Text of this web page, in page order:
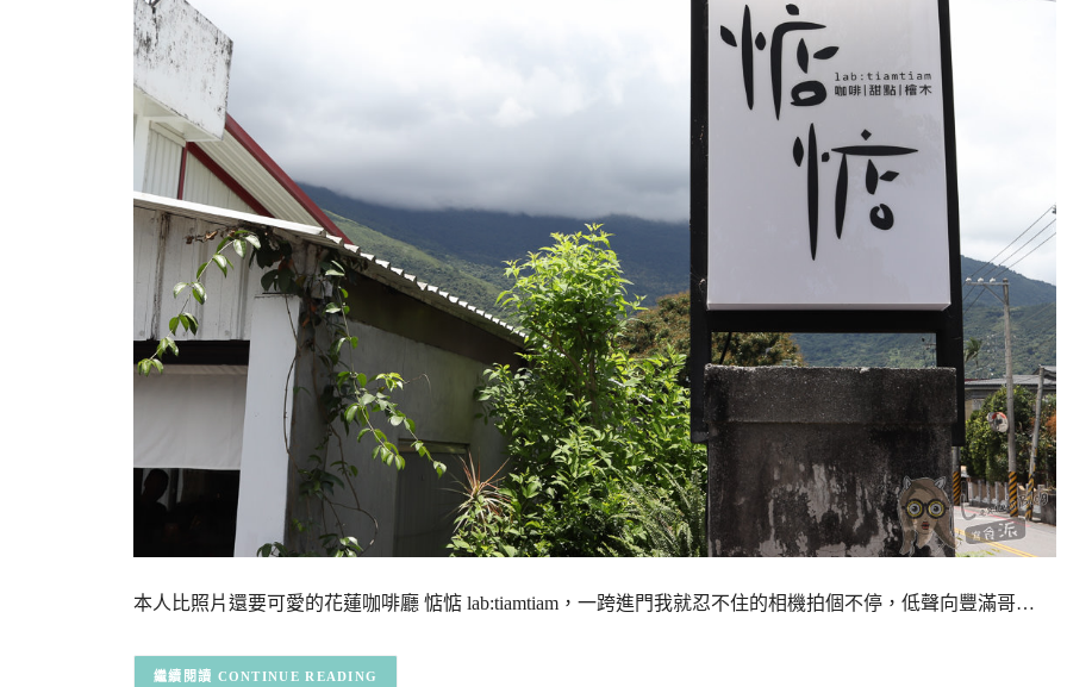
本人比照片還要可愛的花蓮咖啡廳 惦惦 lab:tiamtiam，一跨進門我就忍不住的相機拍個不停，低聲向豐滿哥…
CONTINUE READING